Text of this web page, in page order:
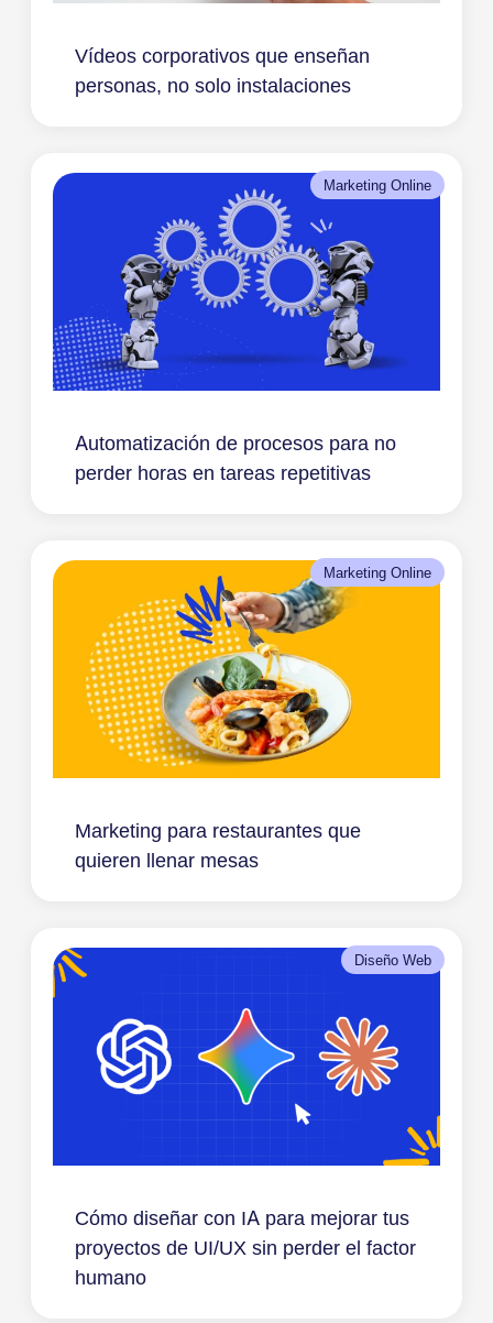
Vídeos corporativos que enseñan
personas, no solo instalaciones
Marketing Online
Automatización de procesos para no
perder horas en tareas repetitivas
Marketing Online
Marketing para restaurantes que
quieren llenar mesas
Diseño Web
Cómo diseñar con IA para mejorar tus
proyectos de UI/UX sin perder el factor
humano